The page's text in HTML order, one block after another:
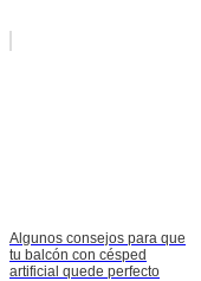
Algunos consejos para que
tu balcón con césped
artificial quede perfecto